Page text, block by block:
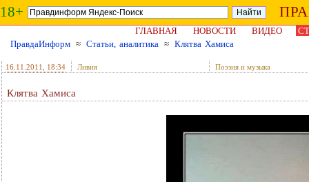
18+
ГЛАВНАЯ НОВОСТИ ВИДЕО
ПравдаИнформ ≈ Статьи, аналитика ≈ Клятва Хамиса
16.11.2011 , 18:34 Ливия Поэзия и музыка
Клятва Хамиса